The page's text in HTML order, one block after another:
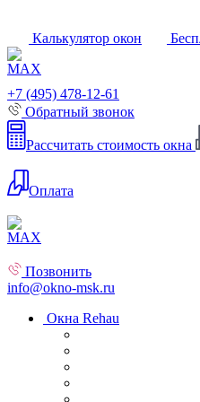
Калькулятор окон
+7 (495) 478-12-61
Обратный звонок
Рассчитать стоимость окна
Оплата
Позвонить
info@okno-msk.ru
Окна Rehau